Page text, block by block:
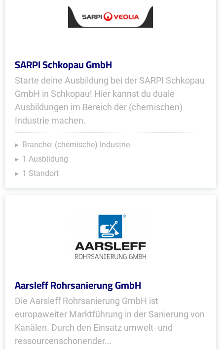
SARPI Schkopau GmbH
Starte deine Ausbildung bei der SARPI Schkopau
GmbH in Schkopau! Hier kannst du duale
Ausbildungen im Bereich der (chemischen)
Industrie machen.
Branche: (chemische) Industrie
1 Ausbildung
1 Standort
Aarsleff Rohrsanierung GmbH
Die Aarsleff Rohrsanierung GmbH ist
europaweiter Marktführung in der Sanierung von
Kanälen. Durch den Einsatz umwelt- und
ressourcenschonender...